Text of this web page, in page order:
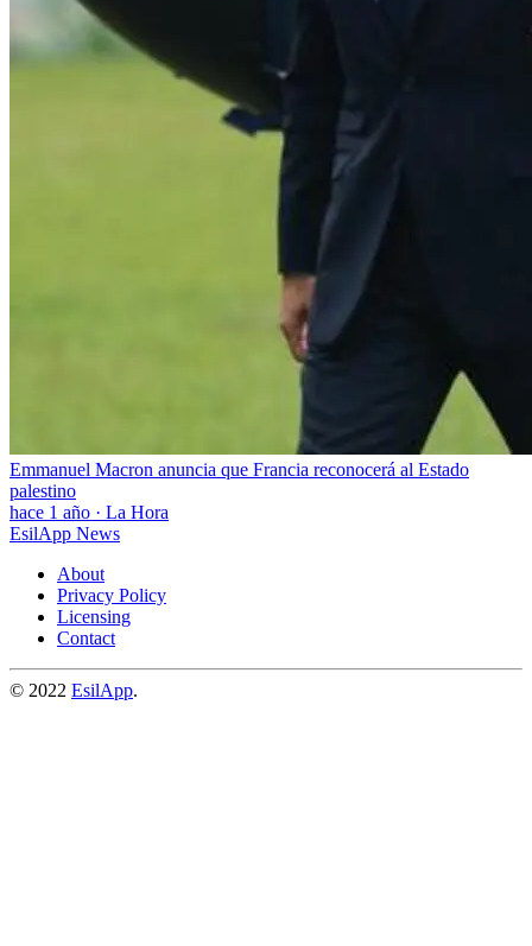
Emmanuel Macron anuncia que Francia reconocerá al Estado
palestino
hace 1 año · La Hora
EsilApp News
About
Privacy Policy
Licensing
Contact
© 2022 EsilApp.